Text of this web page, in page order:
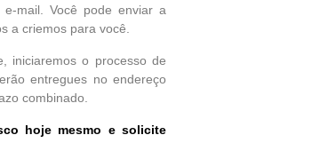
mail. Você pode enviar a
a criemos para você.
iniciaremos o processo de
entregues no endereço
combinado.
hoje mesmo e solicite